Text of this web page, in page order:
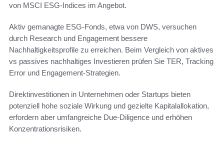
von MSCI ESG-Indices im Angebot.
Aktiv gemanagte ESG-Fonds, etwa von DWS, versuchen
durch Research und Engagement bessere
Nachhaltigkeitsprofile zu erreichen. Beim Vergleich von aktives
vs passives nachhaltiges Investieren prüfen Sie TER, Tracking
Error und Engagement-Strategien.
Direktinvestitionen in Unternehmen oder Startups bieten
potenziell hohe soziale Wirkung und gezielte Kapitalallokation,
erfordern aber umfangreiche Due-Diligence und erhöhen
Konzentrationsrisiken.